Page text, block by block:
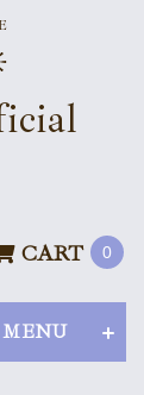
CART 0
MENU